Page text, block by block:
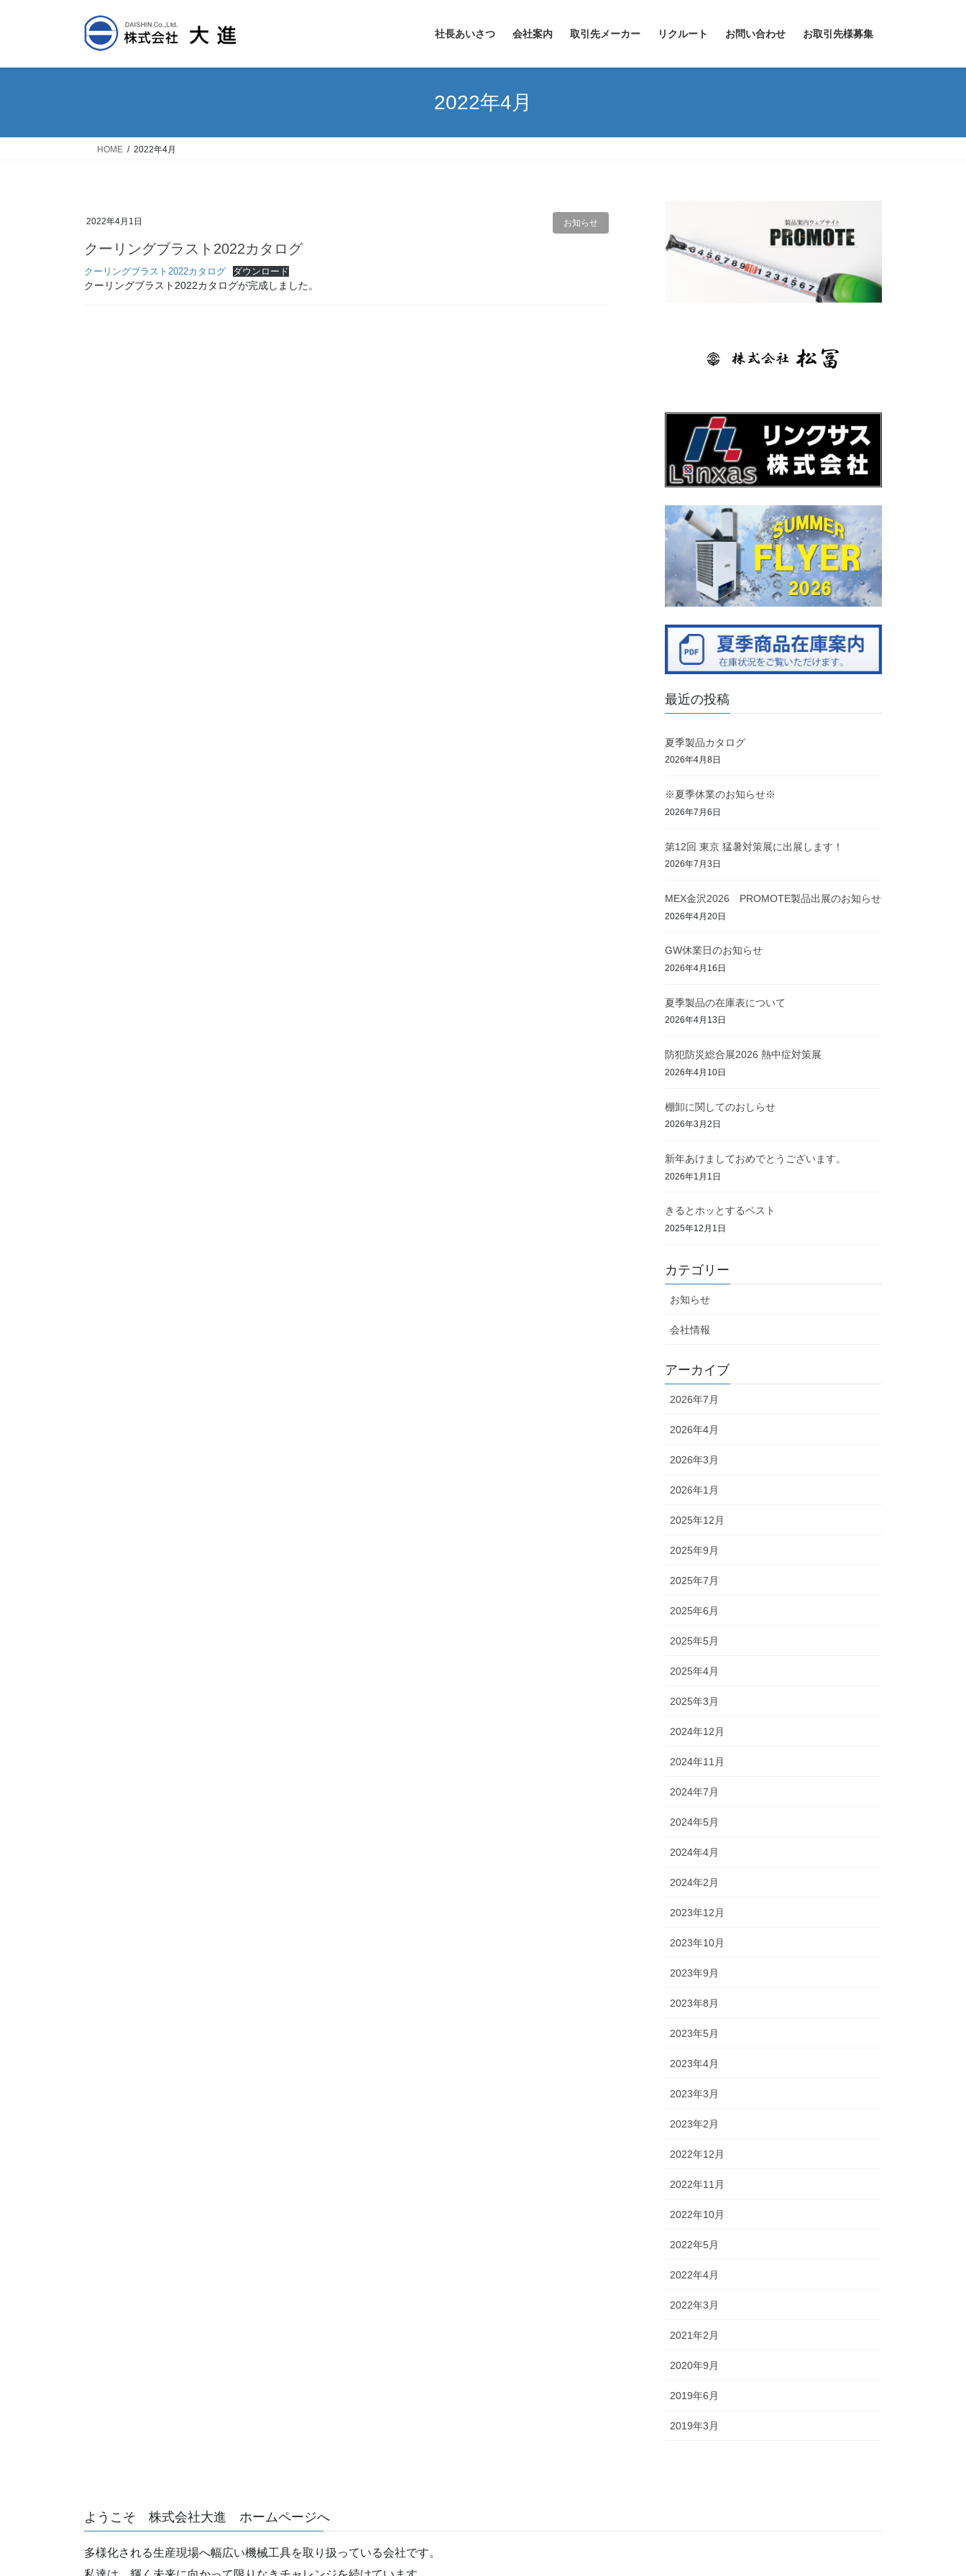
社長あいさつ 会社案内 取引先メーカー リクルート お問い合わせ お取引先様募集
2022年4月
HOME 2022年4月
2022年4月1日 お知らせ
クーリングブラスト2022カタログ
クーリングブラスト2022カタログ ダウンロード
クーリングブラスト2022カタログが完成しました。
最近の投稿
夏季製品カタログ
2026年4月8日
※夏季休業のお知らせ※
2026年7月6日
第12回 東京 猛暑対策展に出展します！
2026年7月3日
MEX金沢2026 PROMOTE製品出展のお知らせ
2026年4月20日
GW休業日のお知らせ
2026年4月16日
夏季製品の在庫表について
2026年4月13日
防犯防災総合展2026 熱中症対策展
2026年4月10日
棚卸に関してのおしらせ
2026年3月2日
新年あけましておめでとうございます。
2026年1月1日
きるとホッとするベスト
2025年12月1日
カテゴリー
お知らせ
会社情報
アーカイブ
2026年7月
2026年4月
2026年3月
2026年1月
2025年12月
2025年9月
2025年7月
2025年6月
2025年5月
2025年4月
2025年3月
2024年12月
2024年11月
2024年7月
2024年5月
2024年4月
2024年2月
2023年12月
2023年10月
2023年9月
2023年8月
2023年5月
2023年4月
2023年3月
2023年2月
2022年12月
2022年11月
2022年10月
2022年5月
2022年4月
2022年3月
2021年2月
2020年9月
2019年6月
2019年3月
ようこそ 株式会社大進 ホームページへ
多様化される生産現場へ幅広い機械工具を取り扱っている会社です。